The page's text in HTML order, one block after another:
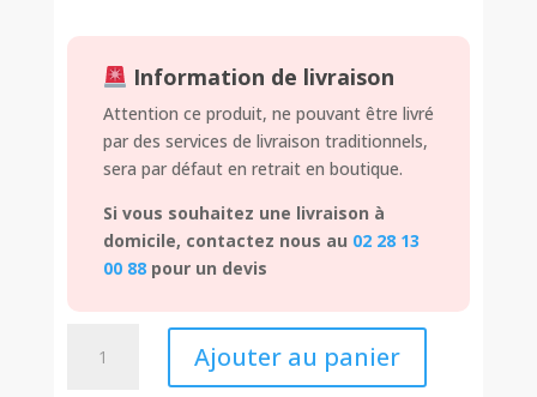
Information de livraison
Attention ce produit, ne pouvant être livré
par des services de livraison traditionnels,
sera par défaut en retrait en boutique.
Si vous souhaitez une livraison à
domicile, contactez nous au 02 28 13
00 88pour un devis
Ajouter au panier